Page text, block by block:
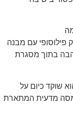
עם מבנה
בתוך מסגרת
שוקד כיום על
מדעית המתארת